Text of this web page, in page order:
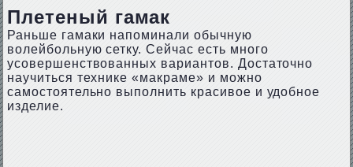
Плетеный гамак
Раньше гамаки напоминали обычную
волейбольную сетку. Сейчас есть много
усовершенствованных вариантов. Достаточно
научиться технике «макраме» и можно
самостоятельно выполнить красивое и удобное
изделие.